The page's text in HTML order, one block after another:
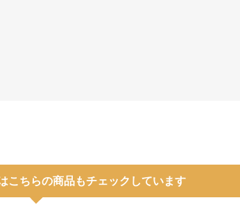
こちらの商品もチェックしています